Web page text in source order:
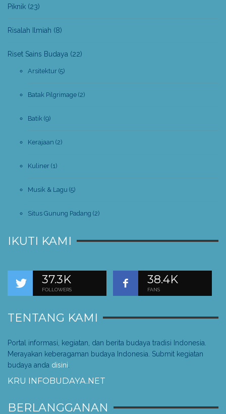
Piknik (23)
Risalah Ilmiah (8)
Riset Sains Budaya (22)
Arsitektur (5)
Batak Pilgrimage (2)
Batik (9)
Kerajaan (2)
Kuliner (1)
Musik & Lagu (5)
Situs Gunung Padang (2)
IKUTI KAMI
37.3K
FOLLOWERS
38.4K
FANS
TENTANG KAMI
Portal informasi, kegiatan, dan berita budaya tradisi Indonesia.
Merayakan keberagaman budaya Indonesia. Submit kegiatan
budaya anda disini
KRU INFOBUDAYA.NET
BERLANGGANAN